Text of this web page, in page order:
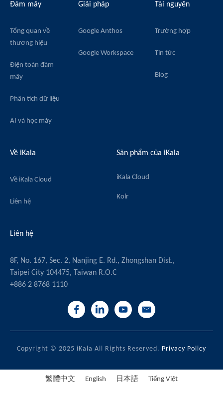
Đám mây
Tổng quan về
thương hiệu
Điện toán đám
mây
Phân tích dữ liệu
AI và học máy
Giải pháp
Google Anthos
Google Workspace
Tài nguyên
Trường hợp
Tin tức
Blog
Về iKala
Về iKala Cloud
Liên hệ
Sản phẩm của iKala
iKala Cloud
Kolr
Liên hệ
8F, No. 167, Sec. 2, Nanjing E. Rd., Zhongshan Dist.,
Taipei City 104475, Taiwan R.O.C
+886 2 8768 1110
Copyright © 2025 iKala All Rights Reserved. Privacy Policy
繁體中文 English 日本語 Tiếng Việt